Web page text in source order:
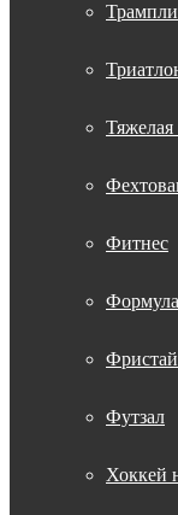
Тяжелая
Фитнес
Футзал
Хоккей